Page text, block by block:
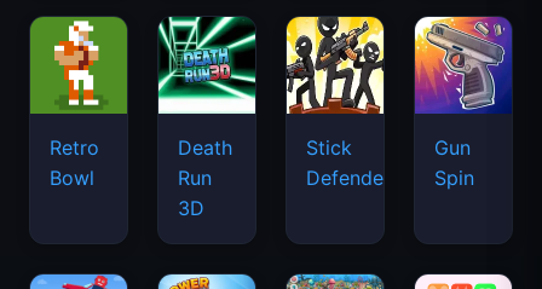
Retro
Bowl
Death
Run
3D
Stick
Defenders
Gun
Spin